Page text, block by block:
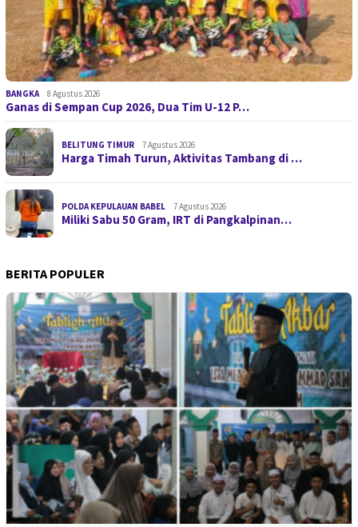
BANGKA 8 Agustus 2026
Ganas di Sempan Cup 2026, Dua Tim U-12 P…
BELITUNG TIMUR 7 Agustus 2026
Harga Timah Turun, Aktivitas Tambang di …
POLDA KEPULAUAN BABEL 7 Agustus 2026
Miliki Sabu 50 Gram, IRT di Pangkalpinan…
BERITA POPULER